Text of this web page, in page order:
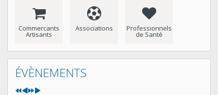
Commercants
Artisants
Associations Professionnels
de Santé
ÉVÈNEMENTS
Année
précédente
Mois
précédent
Année
suivante
Mois
suivant